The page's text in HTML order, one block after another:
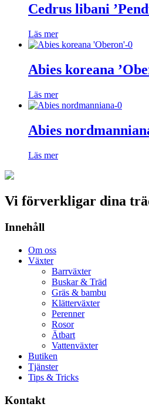
Cedrus libani
Läs mer
Abies koreana
Läs mer
Abies
Läs mer
Vi förverkligar dina
Innehåll
Om oss
Växter
Barrväxter
Buskar & Träd
Gräs & bambu
Klätterväxter
Perenner
Rosor
Ätbart
Vattenväxter
Butiken
Tjänster
Tips & Tricks
Kontakt